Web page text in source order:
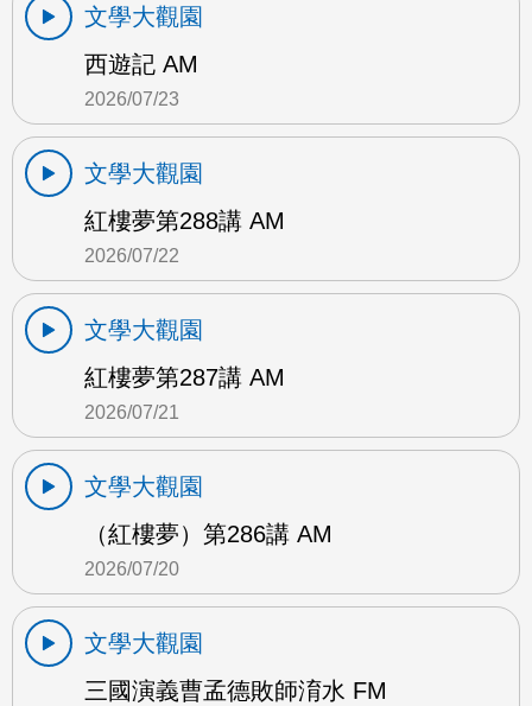
文學大觀園
西遊記 AM
2026/07/23
文學大觀園
紅樓夢第288講 AM
2026/07/22
文學大觀園
紅樓夢第287講 AM
2026/07/21
文學大觀園
（紅樓夢）第286講 AM
2026/07/20
文學大觀園
三國演義曹孟德敗師淯水 FM